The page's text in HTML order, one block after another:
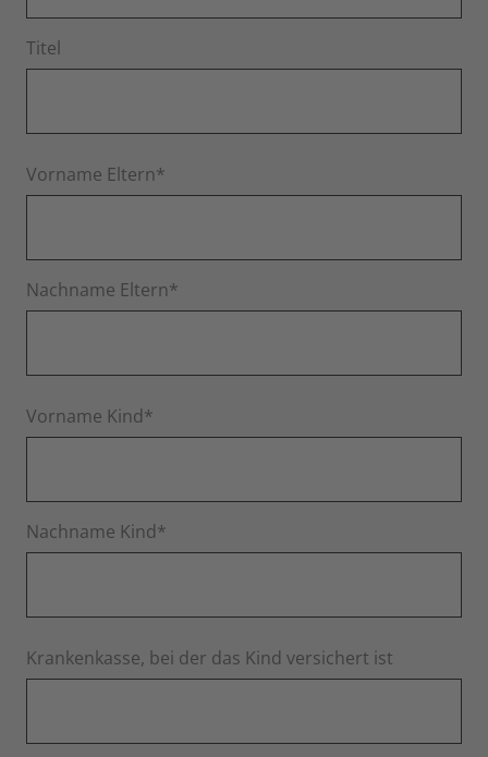
Titel
Vorname Eltern*
Nachname Eltern*
Vorname Kind*
Nachname Kind*
Krankenkasse, bei der das Kind versichert ist